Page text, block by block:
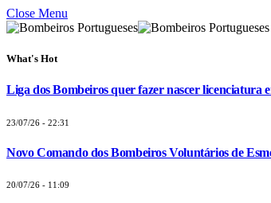
Close Menu
What's Hot
Liga dos Bombeiros quer fazer nascer licenciatura
23/07/26 - 22:31
Novo Comando dos Bombeiros Voluntários de
20/07/26 - 11:09